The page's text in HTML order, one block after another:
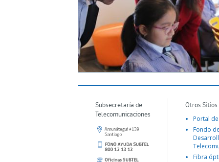
Subsecretaría de
Telecomunicaciones
Otros
Portal
Fondo
Fibra